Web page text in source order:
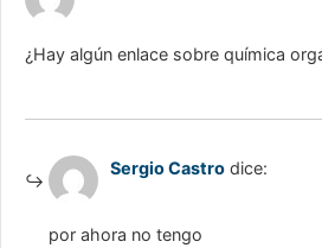
¿Hay algún enlace sobre química
Sergio Castro dice:
por ahora no tengo